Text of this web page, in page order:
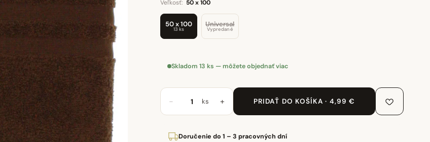
Veľkosť: 50 x 100
50 x 100
13 ks
Universal
Vypredané
Skladom 13 ks — môžete objednať viac
− ks + PRIDAŤ DO KOŠÍKA · 4,99 €
Doručenie do 1 – 3 pracovných dní